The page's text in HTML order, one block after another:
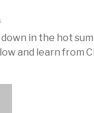
in the hot
and learn from